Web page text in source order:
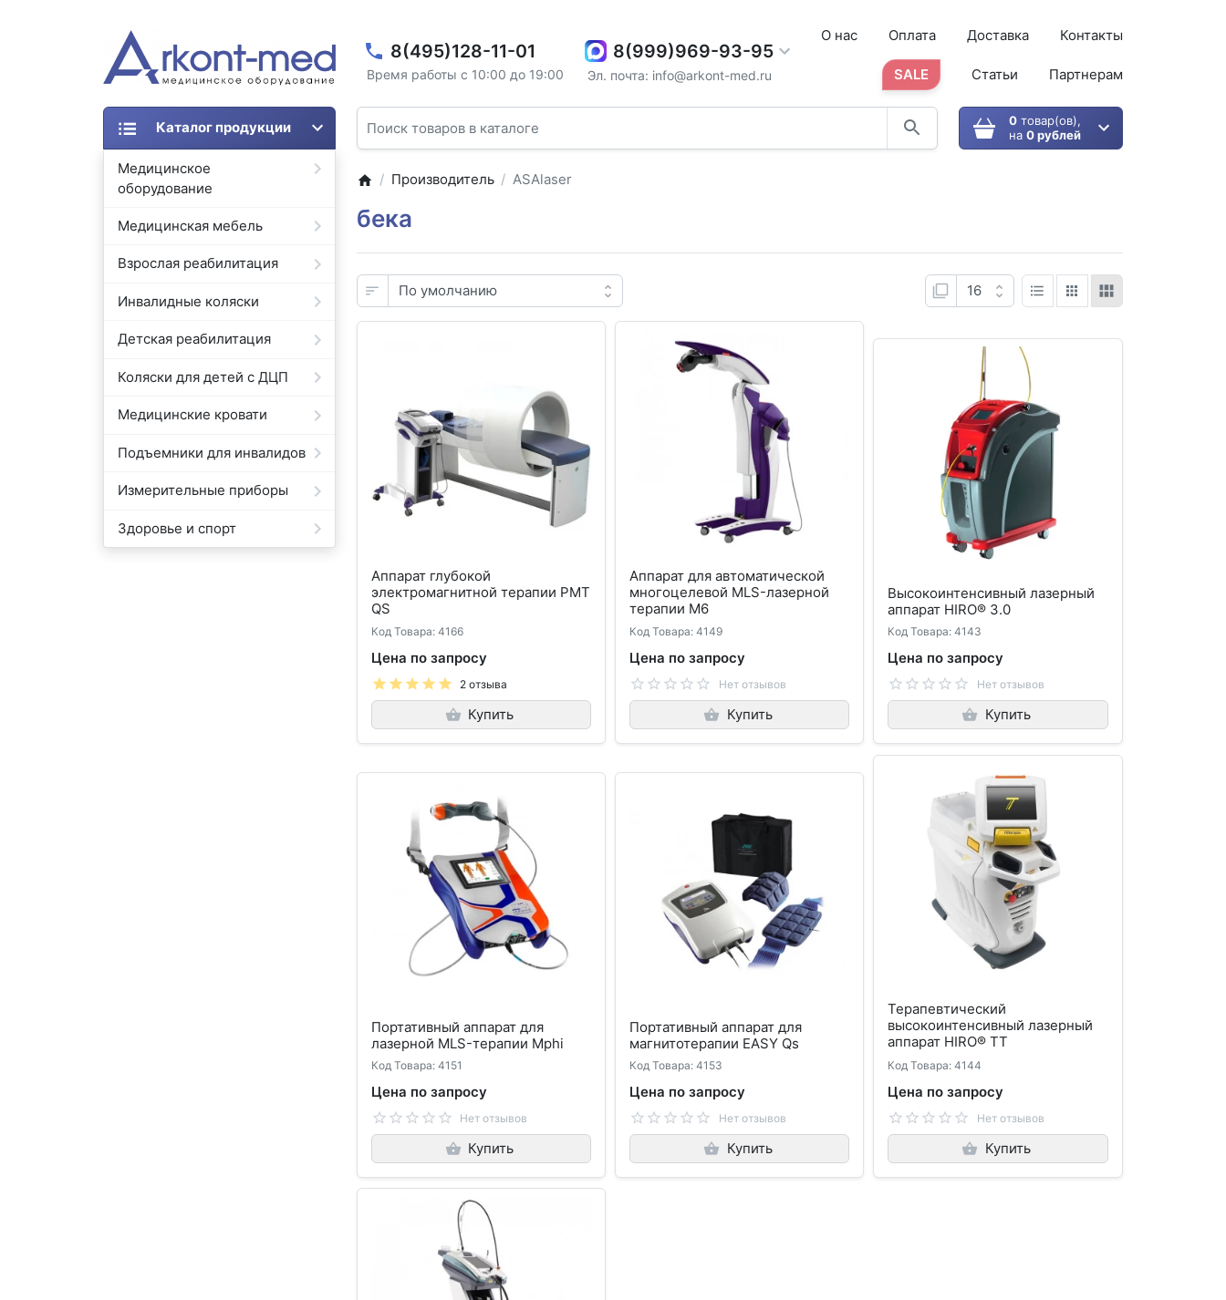
8(495)128-11-01
Время работы с 10:00 до 19:00
8(999)969-93-95
Эл. почта: info@arkont-med.ru
О нас Оплата Доставка Контакты
SALE Статьи Партнерам
0товар(ов),
на 0 рублей
Каталог продукции
Медицинское
оборудование
Медицинская мебель
Взрослая реабилитация
Инвалидные коляски
Детская реабилитация
Коляски для детей с ДЦП
Медицинские кровати
Подъемники для инвалидов
Измерительные приборы
Здоровье и спорт
Производитель ASAlaser
бека
Аппарат глубокой
электромагнитной терапии PMT
QS
Код Товара: 4166
Цена по запросу
2 отзыва
Купить
Аппарат для автоматической
многоцелевой MLS-лазерной
терапии M6
Код Товара: 4149
Цена по запросу
Нет отзывов
Купить
Высокоинтенсивный лазерный
аппарат HIRO® 3.0
Код Товара: 4143
Цена по запросу
Нет отзывов
Купить
Портативный аппарат для
лазерной MLS-терапии Mphi
Код Товара: 4151
Цена по запросу
Нет отзывов
Купить
Портативный аппарат для
магнитотерапии EASY Qs
Код Товара: 4153
Цена по запросу
Нет отзывов
Купить
Терапевтический
высокоинтенсивный лазерный
аппарат HIRO® TT
Код Товара: 4144
Цена по запросу
Нет отзывов
Купить